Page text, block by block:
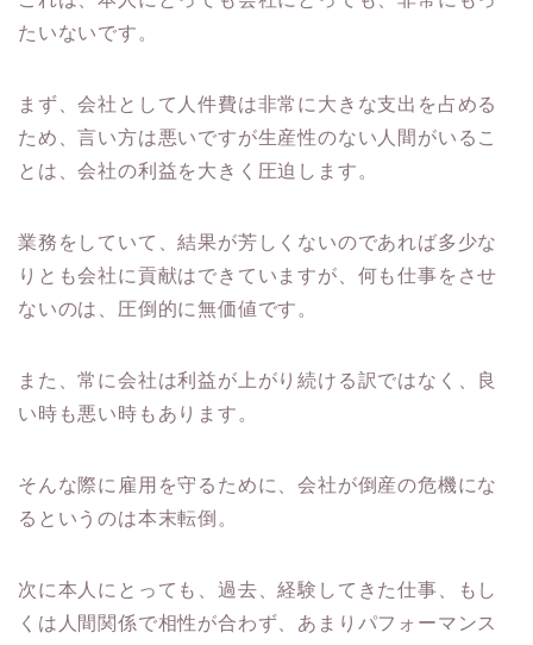
たいないです。
まず、会社として人件費は非常に大きな支出を占める
ため、言い方は悪いですが生産性のない人間がいるこ
とは、会社の利益を大きく圧迫します。
業務をしていて、結果が芳しくないのであれば多少な
りとも会社に貢献はできていますが、何も仕事をさせ
ないのは、圧倒的に無価値です。
また、常に会社は利益が上がり続ける訳ではなく、良
い時も悪い時もあります。
そんな際に雇用を守るために、会社が倒産の危機にな
るというのは本末転倒。
次に本人にとっても、過去、経験してきた仕事、もし
くは人間関係で相性が合わず、あまりパフォーマンス